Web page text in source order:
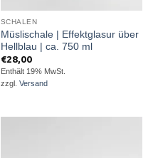
SCHALEN
Müslischale | Effektglasur über
Hellblau | ca. 750 ml
€28,00
Enthält 19% MwSt.
zzgl. Versand